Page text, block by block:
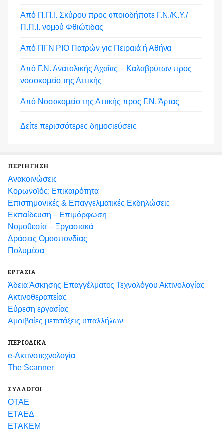
Από Π.Π.Ι. Σκύρου προς οποιοδήποτε Γ.Ν./Κ.Υ./
Π.Π.Ι. νομού Φθιώτιδας
Από ΠΓΝ ΡΙΟ Πατρών για Πειραιά ή Αθήνα
Από Γ.Ν. Ανατολικής Αχαΐας – Καλαβρύτων προς
νοσοκομείο της Αττικής
Από Νοσοκομείο της Αττικής προς Γ.Ν. Άρτας
Δείτε περισσότερες δημοσιεύσεις
ΠΕΡΙΗΓΗΣΗ
Ανακοινώσεις
Κορωνοϊός: Επικαιρότητα
Eπιστημονικές & Επαγγελματικές Eκδηλώσεις
Εκπαίδευση – Επιμόρφωση
Νομοθεσία – Εργασιακά
Δράσεις Ομοσπονδίας
Πολυμέσα
ΕΡΓΑΣΙΑ
Άδεια Άσκησης Επαγγέλματος Τεχνολόγου Ακτινολογίας
Ακτινοθεραπείας
Εύρεση εργασίας
Αμοιβαίες μετατάξεις υπαλλήλων
ΠΕΡΙΟΔΙΚΑ
e-Ακτινοτεχνολογία
The Scanner
ΣΥΛΛΟΓΟΙ
ΟΤΑΕ
ΕΤΑΕΔ
ΕΤΑΚΕΜ